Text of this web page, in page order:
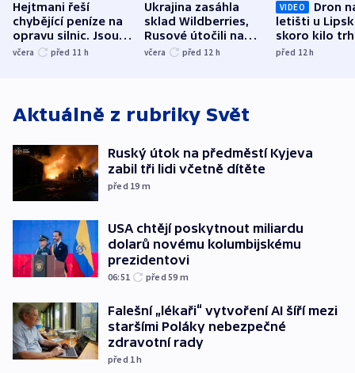
Hejtmani řeší
chybějící peníze na
opravu silnic. Jsou
nenárokové, namítá
včera před 11 h
Ukrajina zasáhla
sklad Wildberries,
Rusové útočili na
trh, hasiče či
včera před 12 h
VIDEO
Dron
letišti u
skoro kilo
indicie
před 12h
Aktuálně z rubriky Svět
Ruský útok na předměstí Kyjeva
zabil tři lidi včetně dítěte
před 19 m
USA chtějí poskytnout miliardu
dolarů novému kolumbijskému
prezidentovi
06:51 před 59 m
Falešní „lékaři“ vytvoření AI šíří mezi
staršími Poláky nebezpečné
zdravotní rady
před 1h